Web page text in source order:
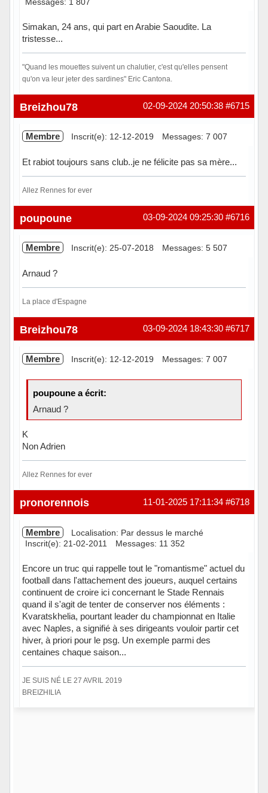
Simakan, 24 ans, qui part en Arabie Saoudite. La
tristesse...
"Quand les mouettes suivent un chalutier, c'est qu'elles pensent
qu'on va leur jeter des sardines" Eric Cantona.
Hors ligne #6715
02-09-2024 20:50:38
Breizhou78
Membre Inscrit(e): 12-12-2019 Messages: 7 007
Et rabiot toujours sans club..je ne félicite pas sa mère...
Allez Rennes for ever
Hors ligne #6716
03-09-2024 09:25:30
poupoune
Membre Inscrit(e): 25-07-2018 Messages: 5 507
Arnaud ?
La place d'Espagne
Hors ligne #6717
03-09-2024 18:43:30
Breizhou78
Membre Inscrit(e): 12-12-2019 Messages: 7 007
poupoune a écrit:
Arnaud ?
K
Non Adrien
Allez Rennes for ever
Hors ligne #6718
11-01-2025 17:11:34
pronorennois
Membre
Localisation: Par dessus le marché
Inscrit(e): 21-02-2011
Messages: 11 352
Encore un truc qui rappelle tout le "romantisme" actuel du
football dans l'attachement des joueurs, auquel certains
continuent de croire ici concernant le Stade Rennais
quand il s'agit de tenter de conserver nos éléments :
Kvaratskhelia, pourtant leader du championnat en Italie
avec Naples, a signifié à ses dirigeants vouloir partir cet
hiver, à priori pour le psg. Un exemple parmi des
centaines chaque saison...
JE SUIS NÉ LE 27 AVRIL 2019
BREIZHILIA